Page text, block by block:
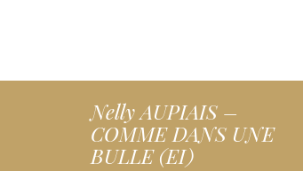
Nelly AUPIAIS –
COMME DANS UNE
BULLE (EI)